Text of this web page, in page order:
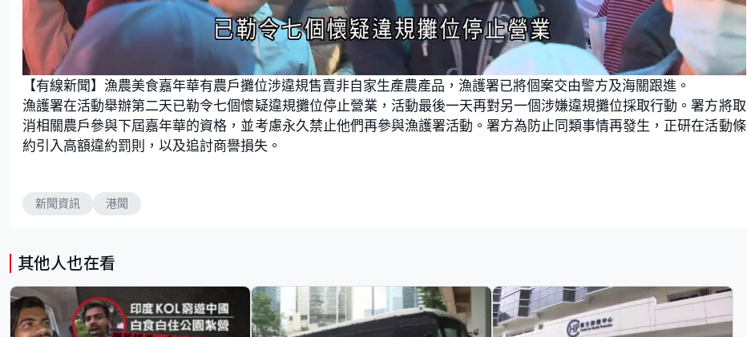
n
m
u
e
a
d
e
d
:
6
2
7
9
【有線新聞】漁農美食嘉年華有農戶攤位涉違規售賣非自家生產農產品，漁護署已將個案交由警方及海關跟進。
漁護署在活動舉辦第二天已勒令七個懷疑違規攤位停止營業，活動最後一天再對另一個涉嫌違規攤位採取行動。署方將取
消相關農戶參與下屆嘉年華的資格，並考慮永久禁止他們再參與漁護署活動。署方為防止同類事情再發生，正研在活動條
約引入高額違約罰則，以及追討商譽損失。
新聞資訊 港聞
其他人也在看